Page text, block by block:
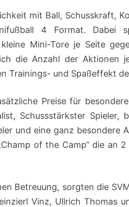
mit Ball, Schusskraft,
4 Format. Dabei
Mini-Tore je Seite
die Anzahl der Aktionen
Trainings- und Spaßeffekt
Preise für
Schussstärkster Spieler,
und eine ganz besondere
of the Camp“ die an
Betreuung, sorgten die
Vinz, Ullrich Thomas